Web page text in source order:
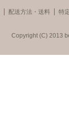
配送方法・送料 特
Copyright (C) 2013